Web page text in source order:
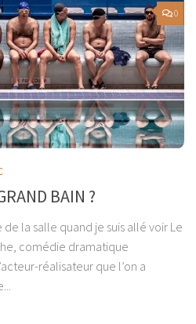
0
BAIN ?
la salle quand je suis allé voir Le
comédie dramatique
réalisateur que l’on a